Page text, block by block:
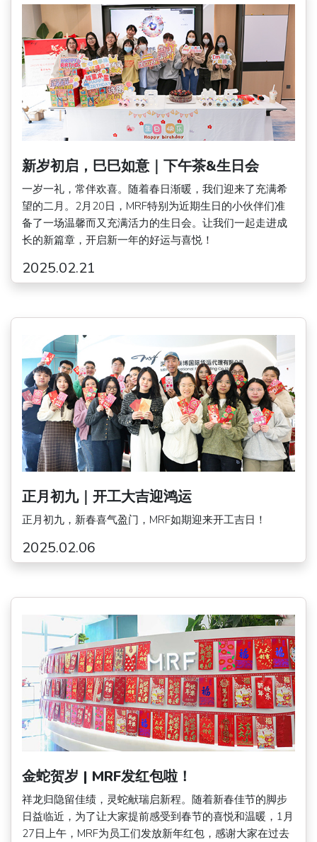
新岁初启，巳巳如意｜下午茶&生日会
一岁一礼，常伴欢喜。随着春日渐暖，我们迎来了充满希
望的二月。2月20日，MRF特别为近期生日的小伙伴们准
备了一场温馨而又充满活力的生日会。让我们一起走进成
长的新篇章，开启新一年的好运与喜悦！
2025.02.21
正月初九｜开工大吉迎鸿运
正月初九，新春喜气盈门，MRF如期迎来开工吉日！
2025.02.06
金蛇贺岁 | MRF发红包啦！
祥龙归隐留佳绩，灵蛇献瑞启新程。随着新春佳节的脚步
日益临近，为了让大家提前感受到春节的喜悦和温暖，1月
27日上午，MRF为员工们发放新年红包，感谢大家在过去